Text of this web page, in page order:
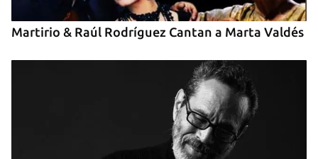
INICIAR SESIÓN CANCELAR
Martirio & Raúl Rodríguez Cantan a Marta Valdés